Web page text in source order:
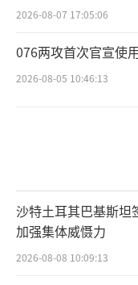
2026-08-07 17:05:06
076两攻首次官宣使
2026-08-05 10:46:13
沙特土耳其巴基斯坦
加强集体威慑力
2026-08-08 10:09:13